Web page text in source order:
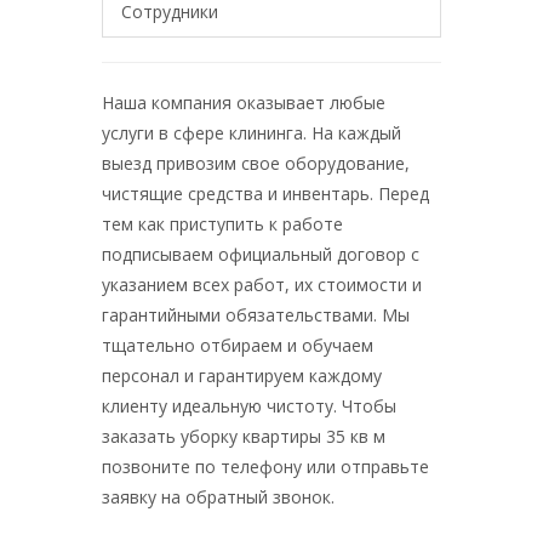
Сотрудники
Наша компания оказывает любые
услуги в сфере клининга. На каждый
выезд привозим свое оборудование,
чистящие средства и инвентарь. Перед
тем как приступить к работе
подписываем официальный договор с
указанием всех работ, их стоимости и
гарантийными обязательствами. Мы
тщательно отбираем и обучаем
персонал и гарантируем каждому
клиенту идеальную чистоту. Чтобы
заказать уборку квартиры 35 кв м
позвоните по телефону или отправьте
заявку на обратный звонок.